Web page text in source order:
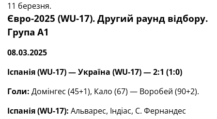
11 березня.
Євро-2025 (WU-17). Другий раунд відбору.
Група А1
08.03.2025
Іспанія (WU-17) — Україна (WU-17) — 2:1 (1:0)
Голи: Домінгес (45+1), Кало (67) — Воробей (90+2).
Іспанія (WU-17): Альварес, Індіас, С. Фернандес